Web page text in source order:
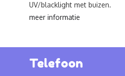
UV/blacklight met buizen.
meer informatie
Telefoon